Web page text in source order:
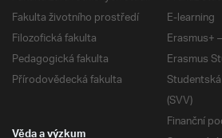
Fakulta životního prostředí
Filozofická fakulta
Pedagogická fakulta
Přírodovědecká fakulta
E-learning
Erasmus+
Erasmus
(SVV)
Finanční